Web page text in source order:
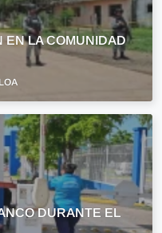
EN LA COMUNIDAD
DURANTE EL